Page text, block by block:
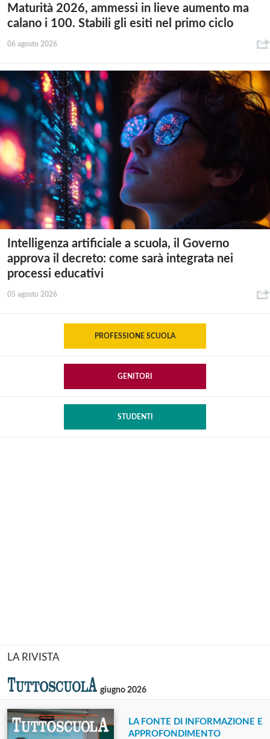
Maturità 2026, ammessi in lieve aumento ma
calano i 100. Stabili gli esiti nel primo ciclo
06 agosto 2026
Intelligenza artificiale a scuola, il Governo
approva il decreto: come sarà integrata nei
processi educativi
05 agosto 2026
PROFESSIONE SCUOLA
GENITORI
STUDENTI
LA RIVISTA
giugno 2026
LA FONTE DI INFORMAZIONE E
APPROFONDIMENTO